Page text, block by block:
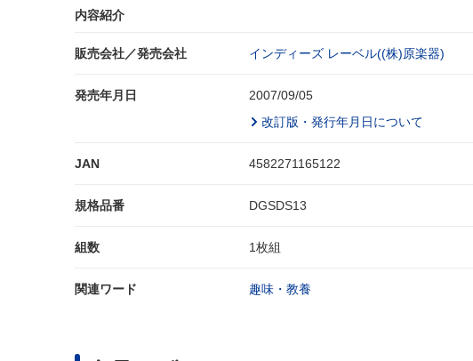
内容紹介
販売会社／発売会社 インディーズ レーベル((株)原楽器)
発売年月日
2007/09/05
改訂版・発行年月日について
JAN 4582271165122
規格品番 DGSDS13
組数 1枚組
関連ワード 趣味・教養